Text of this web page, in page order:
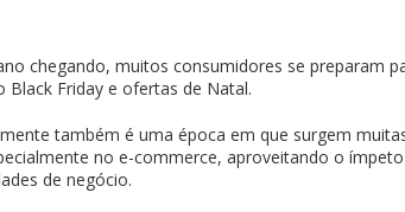
chegando, muitos consumidores se preparam
Black Friday e ofertas de Natal.
também é uma época em que surgem
no e-commerce, aproveitando o
de negócio.